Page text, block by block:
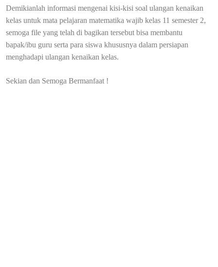
Demikianlah informasi mengenai kisi-kisi soal ulangan kenaikan
kelas untuk mata pelajaran matematika wajib kelas 11 semester 2,
semoga file yang telah di bagikan tersebut bisa membantu
bapak/ibu guru serta para siswa khususnya dalam persiapan
menghadapi ulangan kenaikan kelas.
Sekian dan Semoga Bermanfaat !